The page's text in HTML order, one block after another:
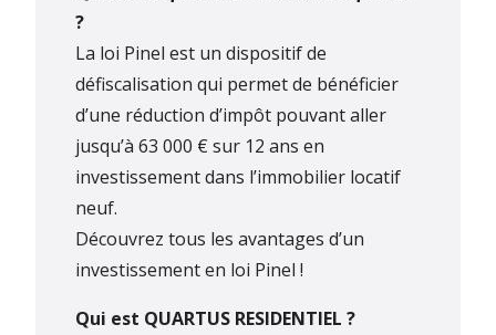
?
La loi Pinel est un dispositif de
défiscalisation qui permet de bénéficier
d’une réduction d’impôt pouvant aller
jusqu’à 63 000 € sur 12 ans en
investissement dans l’immobilier locatif
neuf.
Découvrez tous les avantages d’un
investissement en loi Pinel !
Qui est QUARTUS RESIDENTIEL ?